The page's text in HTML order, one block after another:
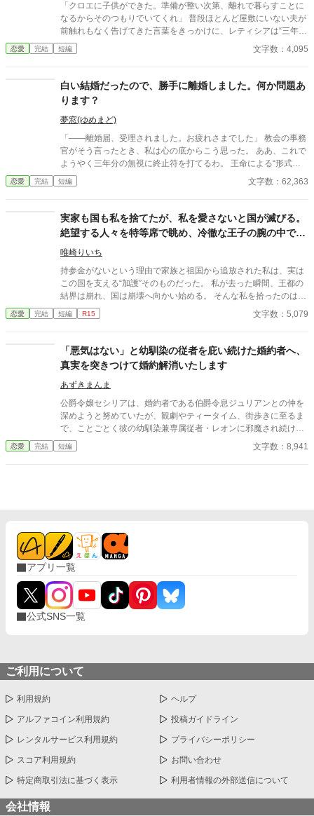
「クロエに子供ができた。準備が整い次第、離れで暮らすことに
なるからそのつもりでいてくれ」 普段ほとんど屋敷にいない夫が
前触れもなく告げてきた言葉をきっかけに、レティシアは“三年
間”の契約を終わらせることにした。 赤の他人を屋敷に迎えるこ
とはしない。 不要なものに感情を砕く理由などない。 「だって、
切り捨ててしまいましょう。
恋愛 完結 短編 文字数：4,095
白い結婚だったので、勝手に離婚しました。何か問題あ
ります？
夢窓(ゆめまど)
「――離婚届、受理されました。お疲れさまでした」 教会の事務
官がそう言ったとき、私は心の底からこう思った。 ああ、これで
ようやく三年分の無視に終止符を打てるわ。 王命による“形式結
婚”。 夫の顔も知らず、手紙もなし、戦地から帰ってきたという
噂すらない。 だから、はい、離婚。勝手に。 白い結婚だったの
恋愛 完結 短編 文字数：62,363
実家も国も私を捨てたが、私を愛さないと国が滅びる。
絶望する人々を特等席で眺め、冷徹な王子の腕の中で思
考停止する。
唯崎りいち
持参金がないという理由で家族と祖国から追放された私は、実は
この国を支える“加護”そのものだった。 私が去った瞬間、王都の
結界は崩れ、国は崩壊へ向かい始める。 そんな私を拾ったのは、
冷徹と噂される隣国の王子。 「やっと見つけた。お前は俺のもの
だ」 捨てられたはずの私は、気づけば滅びゆく祖国を背に、彼の
恋愛 完結 短編 R15 文字数：5,079
「悪気はない」と幼馴染の従者を庇い続けた婚約者へ、
真実を突きつけて婚約解消いたします
あずきまんま
公爵令嬢セシリアは、婚約者である伯爵令息ジュリアンとの仲を
深めようと努めていたが、観劇やティータイム、街歩きに至るま
で、ことごとく彼の幼馴染兼専属従者・レオンに邪魔され続けて
いた。セシリアやその父である公爵が度重なる非礼を注意・抗議
しても、ジュリアンは「悪気はないんだ」「寛容になりなさい」
恋愛 完結 短編 文字数：8,941
アプリ一覧
公式SNS一覧
ご利用について
利用規約 ヘルプ
アルファコイン利用規約 投稿ガイドライン
レンタルサービス利用規約 プライバシーポリシー
スコア利用規約 お問い合わせ
特定商取引法に基づく表示 利用者情報の外部送信について
会社情報